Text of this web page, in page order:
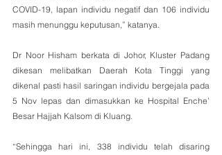
COVID-19, lapan individu negatif dan 106 individu
masih menunggu keputusan,” katanya.
Dr Noor Hisham berkata di Johor, Kluster Padang
dikesan melibatkan Daerah Kota Tinggi yang
dikenal pasti hasil saringan individu bergejala pada
5 Nov lepas dan dimasukkan ke Hospital Enche’
Besar Hajjah Kalsom di Kluang.
“Sehingga hari ini, 338 individu telah disaring